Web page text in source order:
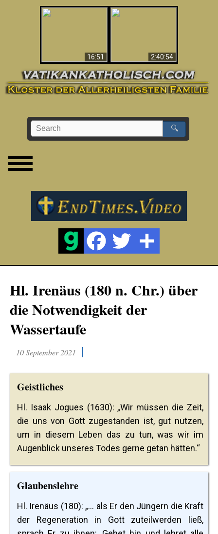
16:51
2:40:54
🔍
Hl. Irenäus (180 n. Chr.) über
die Notwendigkeit der
Wassertaufe
10 September 2021
Geistliches
Hl. Isaak Jogues (1630): „Wir müssen die Zeit,
die uns von Gott zugestanden ist, gut nutzen,
um in diesem Leben das zu tun, was wir im
Augenblick unseres Todes gerne getan hätten.“
Glaubenslehre
Hl. Irenäus (180): „... als Er den Jüngern die Kraft
der Regeneration in Gott zuteilwerden ließ,